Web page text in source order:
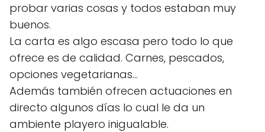
probar varias cosas y todos estaban muy
buenos.
La carta es algo escasa pero todo lo que
ofrece es de calidad. Carnes, pescados,
opciones vegetarianas...
Además también ofrecen actuaciones en
directo algunos días lo cual le da un
ambiente playero inigualable.